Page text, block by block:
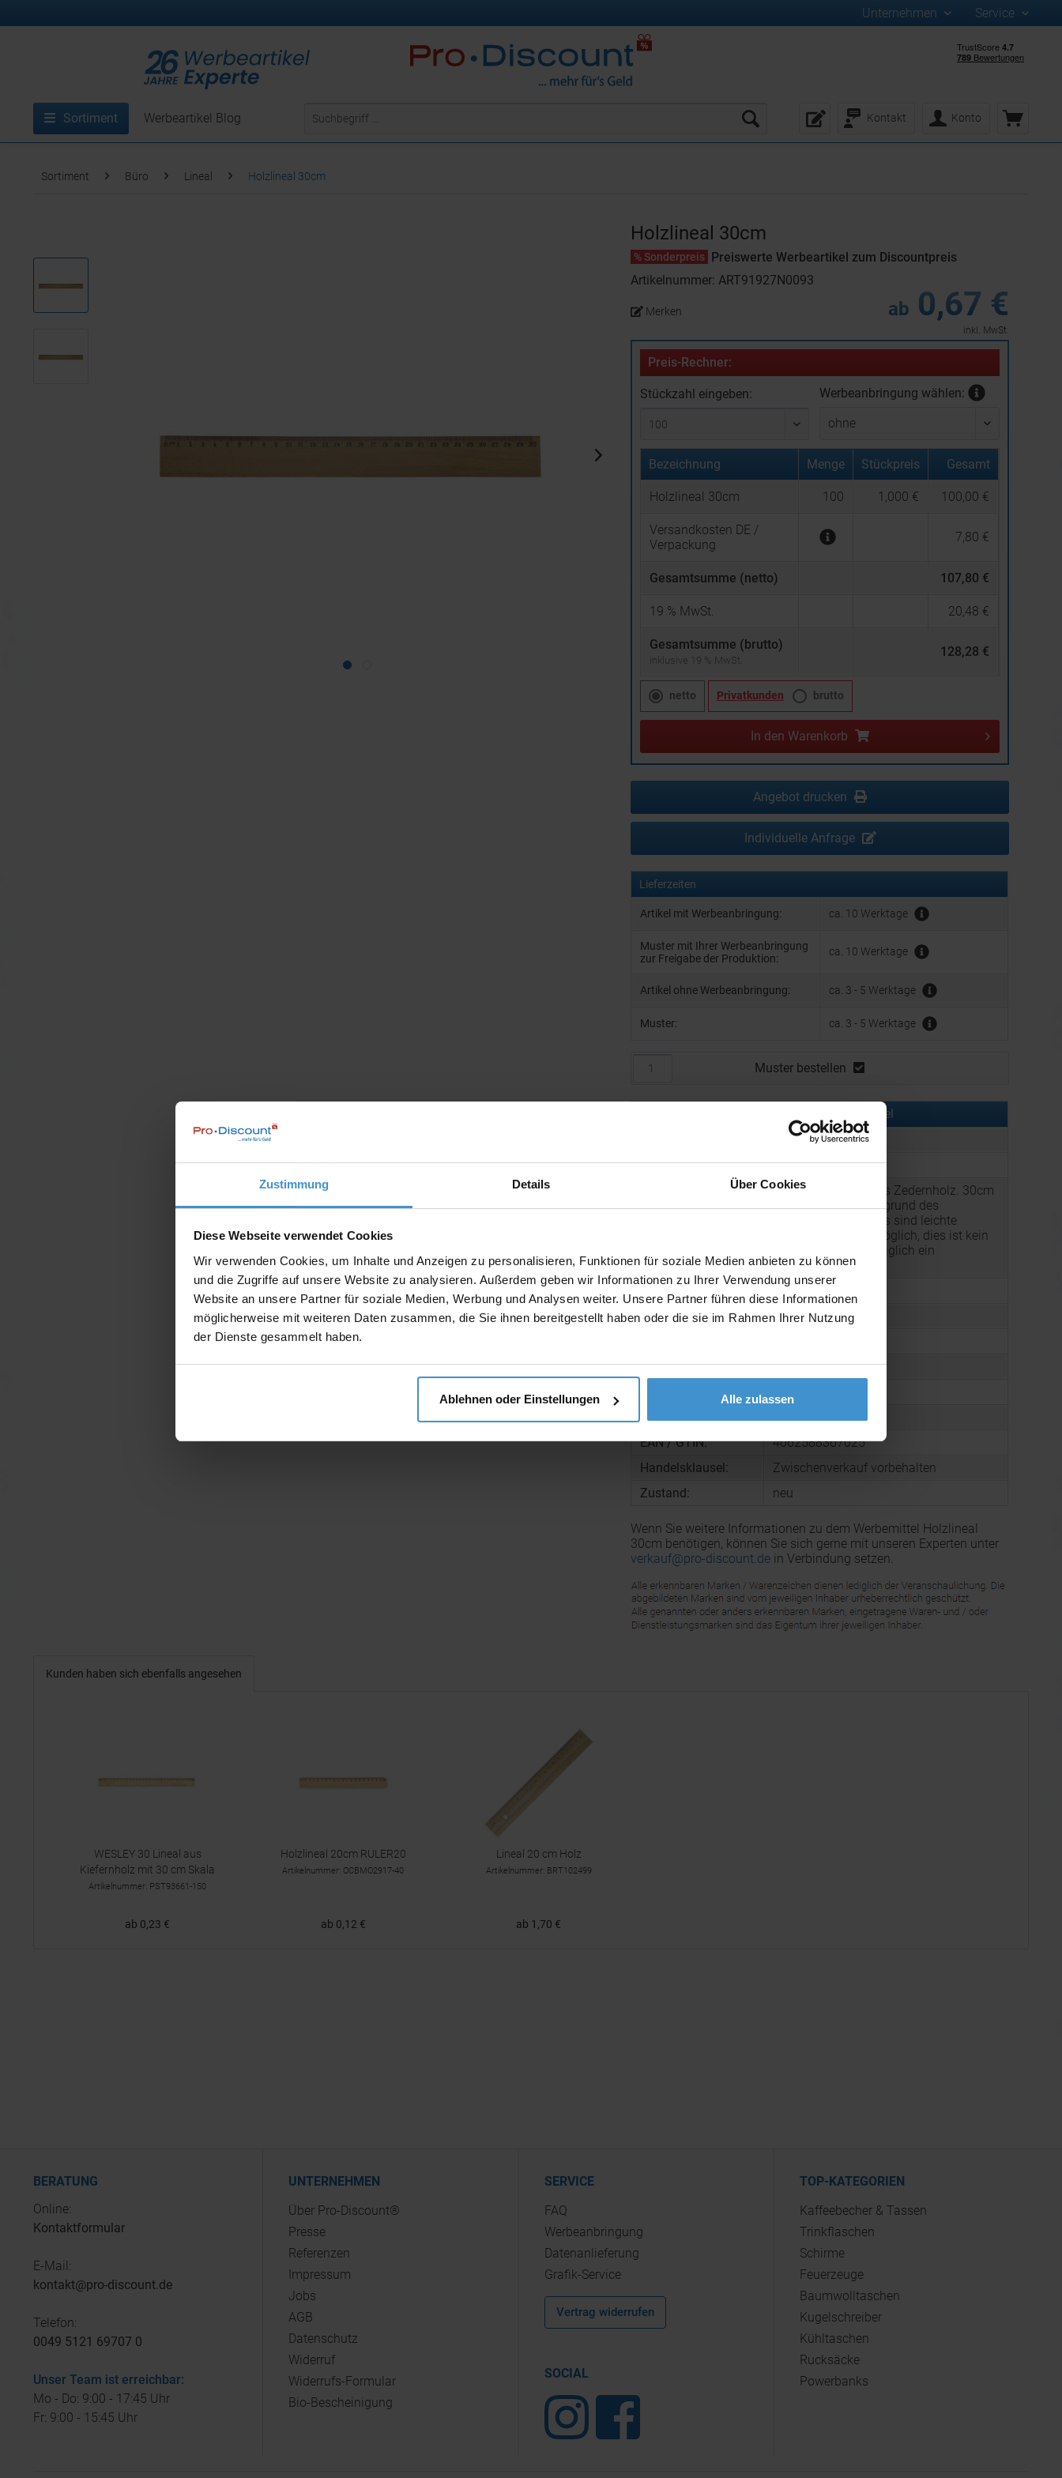
Zustimmung Details Über Cookies
Diese Webseite verwendet Cookies
Wir verwenden Cookies, um Inhalte und Anzeigen zu personalisieren, Funktionen für soziale Medien anbieten zu können
und die Zugriffe auf unsere Website zu analysieren. Außerdem geben wir Informationen zu Ihrer Verwendung unserer
Website an unsere Partner für soziale Medien, Werbung und Analysen weiter. Unsere Partner führen diese Informationen
möglicherweise mit weiteren Daten zusammen, die Sie ihnen bereitgestellt haben oder die sie im Rahmen Ihrer Nutzung
der Dienste gesammelt haben.
Ablehnen oder Einstellungen Alle zulassen
Unternehmen Service
Kontakt Konto
Sortiment Werbeartikel Blog
Sortiment Büro Lineal Holzlineal 30cm
Holzlineal 30cm
% Sonderpreis Preiswerte Werbeartikel zum Discountpreis
Artikelnummer: ART91927N0093
ab 0,67 €
inkl. MwSt.
Merken
Preis-Rechner:
Stückzahl eingeben: Werbeanbringung wählen:
Bezeichnung Menge Stückpreis Gesamt
Holzlineal 30cm 100 1,000 € 100,00 €
Versandkosten DE /
Verpackung
7,80 €
Gesamtsumme (netto) 107,80 €
19 % MwSt. 20,48 €
Gesamtsumme (brutto)
inklusive 19 % MwSt.
128,28 €
netto Privatkunden brutto
In den Warenkorb
Angebot drucken
Individuelle Anfrage
Lieferzeiten
Artikel mit Werbeanbringung: ca. 10 Werktage
Muster mit Ihrer Werbeanbringung
zur Freigabe der Produktion:
ca. 10 Werktage
Artikel ohne Werbeanbringung: ca. 3 - 5 Werktage
Muster: ca. 3 - 5 Werktage
Muster bestellen
Produktinformationen zu diesem Werbeartikel
ART91927N0093
Artikelname:
Holzlineal 30cm
Rustikales Lineal aus Zedernholz. 30cm
in cm Einheiten. Aufgrund des
natürlichen Materials sind leichte
Farbunterschiede möglich, dies ist kein
Mangel, sondern lediglich ein
Naturnachweis.
Gewicht:
19 g
Maße:
33 x 3 x 310 mm
Menge pro Karton:
600
Gewicht pro Karton:
Zolltarifnummer:
9017801000
EAN / GTIN:
4062588367025
Handelsklausel:
Zwischenverkauf vorbehalten
Zustand:
neu
Wenn Sie weitere Informationen zu dem Werbemittel Holzlineal
30cm benötigen, können Sie sich gerne mit unseren Experten unter
verkauf@pro-discount.dein Verbindung setzen.
Kunden haben sich ebenfalls angesehen
WESLEY 30 Lineal aus
Kiefernholz mit 30 cm Skala
Artikelnummer: PST93661-150
ab 0,23 €
Holzlineal 20cm RULER20
Artikelnummer: OCBMO2917-40
ab 0,12 €
Lineal 20 cm Holz
Artikelnummer: BRT102499
ab 1,70 €
BERATUNG
Online:
Kontaktformular
E-Mail:
kontakt@pro-discount.de
Telefon:
0049 5121 69707 0
Unser Team ist erreichbar:
Mo - Do: 9:00 - 17:45 Uhr
Fr: 9:00 - 15:45 Uhr
UNTERNEHMEN
Über Pro-Discount®
Presse
Referenzen
Impressum
Jobs
AGB
Datenschutz
Widerruf
Widerrufs-Formular
Bio-Bescheinigung
SERVICE
FAQ
Werbeanbringung
Datenanlieferung
Grafik-Service
Vertrag widerrufen
SOCIAL
TOP-KATEGORIEN
Kaffeebecher & Tassen
Trinkflaschen
Schirme
Feuerzeuge
Baumwolltaschen
Kugelschreiber
Kühltaschen
Rucksäcke
Powerbanks